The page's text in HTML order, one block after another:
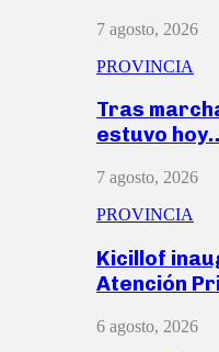
7 agosto, 2026
PROVINCIA
Tras
estuvo
7 agosto, 2026
PROVINCIA
Kicillof
Atención
6 agosto, 2026